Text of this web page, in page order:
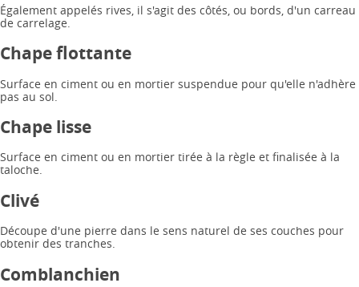
Également appelés rives, il s'agit des côtés, ou bords, d'un carreau
de carrelage.
Chape flottante
Surface en ciment ou en mortier suspendue pour qu'elle n'adhère
pas au sol.
Chape lisse
Surface en ciment ou en mortier tirée à la règle et finalisée à la
taloche.
Clivé
Découpe d'une pierre dans le sens naturel de ses couches pour
obtenir des tranches.
Comblanchien